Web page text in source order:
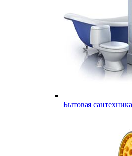
Бытовая сантехника